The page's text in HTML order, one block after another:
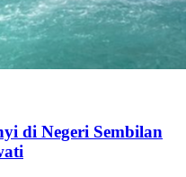
di Negeri Sembilan